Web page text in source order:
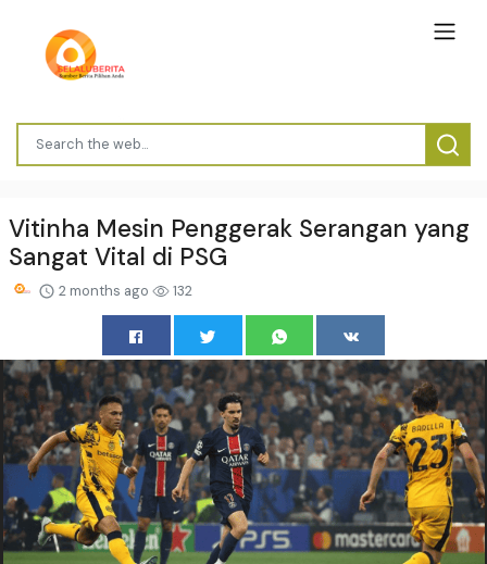
Vitinha Mesin Penggerak Serangan yang
Sangat Vital di PSG
2 months ago 132